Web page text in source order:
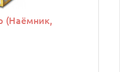
(Наёмник,